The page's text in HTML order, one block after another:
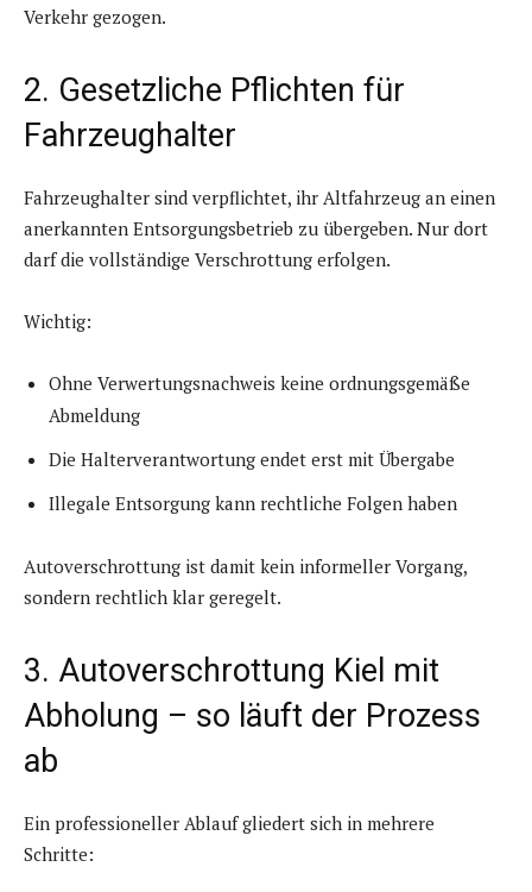
Verkehr gezogen.
2. Gesetzliche Pflichten für
Fahrzeughalter
Fahrzeughalter sind verpflichtet, ihr Altfahrzeug an einen
anerkannten Entsorgungsbetrieb zu übergeben. Nur dort
darf die vollständige Verschrottung erfolgen.
Wichtig:
Ohne Verwertungsnachweis keine ordnungsgemäße
Abmeldung
Die Halterverantwortung endet erst mit Übergabe
Illegale Entsorgung kann rechtliche Folgen haben
Autoverschrottung ist damit kein informeller Vorgang,
sondern rechtlich klar geregelt.
3. Autoverschrottung Kiel mit
Abholung – so läuft der Prozess
ab
Ein professioneller Ablauf gliedert sich in mehrere
Schritte: